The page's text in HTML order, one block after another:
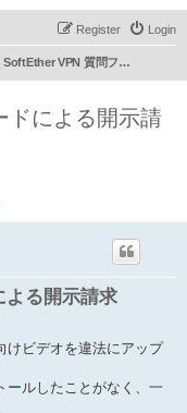
Login
Register
SoftEther VPN 質問フォーラム (日本語)
ドによる開示請
よる開示請求
けビデオを違法にアップ
ールしたことがなく、一